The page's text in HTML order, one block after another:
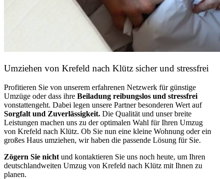
Umziehen von Krefeld nach Klütz sicher und stressfrei
Profitieren Sie von unserem erfahrenen Netzwerk für günstige
Umzüge oder dass ihre Beiladung reibungslos und stressfrei
vonstattengeht. Dabei legen unsere Partner besonderen Wert auf
Sorgfalt und Zuverlässigkeit. Die Qualität und unser breite
Leistungen machen uns zu der optimalen Wahl für Ihren Umzug
von Krefeld nach Klütz. Ob Sie nun eine kleine Wohnung oder ein
großes Haus umziehen, wir haben die passende Lösung für Sie.
Zögern Sie nicht und kontaktieren Sie uns noch heute, um Ihren
deutschlandweiten Umzug von Krefeld nach Klütz mit Ihnen zu
planen.